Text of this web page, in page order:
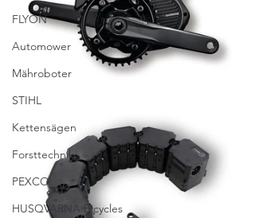
FLYON
Automower
Mähroboter
STIHL
Kettensägen
Forsttechnik
PEXCO
HUSQVARNA Bicycles